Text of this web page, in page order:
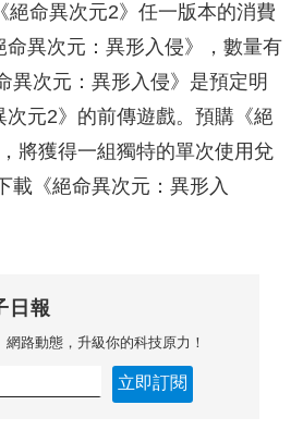
絕命異次元2》任一版本的消費
異次元：異形入侵》，數量有
異次元：異形入侵》是預定明
元2》的前傳遊戲。預購《絕
將獲得一組獨特的單次使用兌
載《絕命異次元：異形入
日報
路動態，升級你的科技原力！
立即訂閱